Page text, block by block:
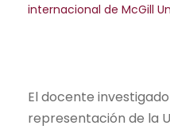
internacional de McGill
El docente
representación de la